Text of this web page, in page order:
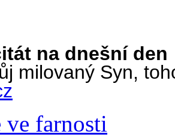
na dnešní den
milovaný Syn,
ve farnosti